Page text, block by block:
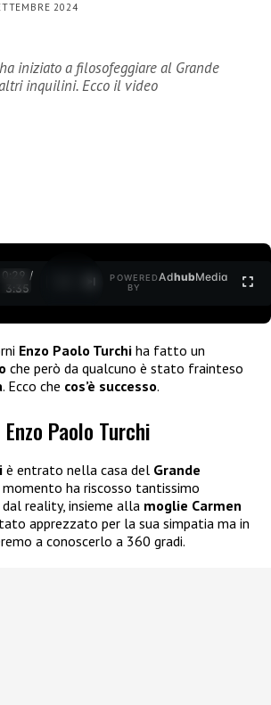
2024
iniziato a filosofeggiare al Grande
inquilini. Ecco il video
0:30 /
3:35
POWERED
BY
AdhubMedia
Enzo Paolo Turchi ha fatto un
che però da qualcuno è stato frainteso
. Ecco che cos’è successo.
Paolo Turchi
è entrato nella casa del Grande
momento ha riscosso tantissimo
dal reality, insieme alla moglie Carmen
apprezzato per la sua simpatia ma in
a conoscerlo a 360 gradi.